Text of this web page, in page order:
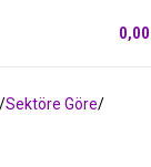
Sektöre Göre